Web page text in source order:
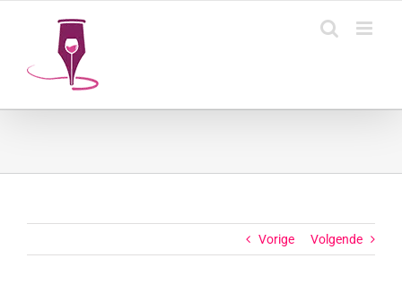
Vorige Volgende